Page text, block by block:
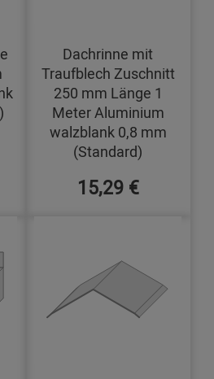
Dachrinne mit
Traufblech Zuschnitt
250 mm Länge 1
Meter Aluminium
walzblank 0,8 mm
(Standard)
15,29 €